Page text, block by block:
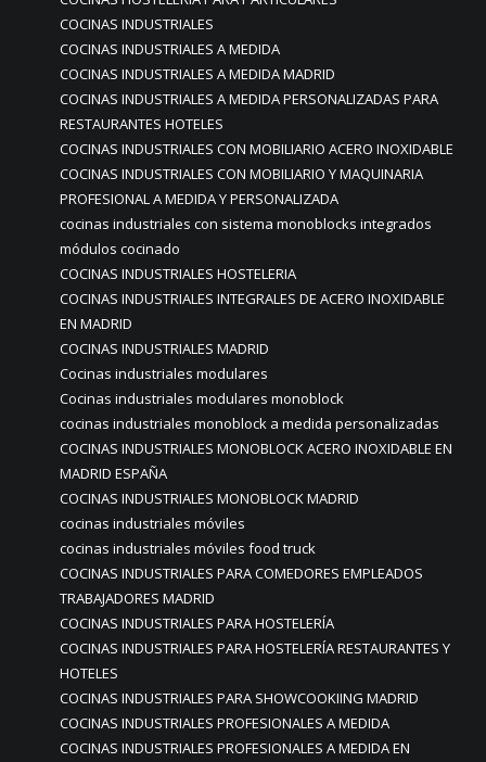
COCINAS INDUSTRIALES
COCINAS INDUSTRIALES A MEDIDA
COCINAS INDUSTRIALES A MEDIDA MADRID
COCINAS INDUSTRIALES A MEDIDA PERSONALIZADAS PARA
RESTAURANTES HOTELES
COCINAS INDUSTRIALES CON MOBILIARIO ACERO INOXIDABLE
COCINAS INDUSTRIALES CON MOBILIARIO Y MAQUINARIA
PROFESIONAL A MEDIDA Y PERSONALIZADA
cocinas industriales con sistema monoblocks integrados
módulos cocinado
COCINAS INDUSTRIALES HOSTELERIA
COCINAS INDUSTRIALES INTEGRALES DE ACERO INOXIDABLE
EN MADRID
COCINAS INDUSTRIALES MADRID
Cocinas industriales modulares
Cocinas industriales modulares monoblock
cocinas industriales monoblock a medida personalizadas
COCINAS INDUSTRIALES MONOBLOCK ACERO INOXIDABLE EN
MADRID ESPAÑA
COCINAS INDUSTRIALES MONOBLOCK MADRID
cocinas industriales móviles
cocinas industriales móviles food truck
COCINAS INDUSTRIALES PARA COMEDORES EMPLEADOS
TRABAJADORES MADRID
COCINAS INDUSTRIALES PARA HOSTELERÍA
COCINAS INDUSTRIALES PARA HOSTELERÍA RESTAURANTES Y
HOTELES
COCINAS INDUSTRIALES PARA SHOWCOOKIING MADRID
COCINAS INDUSTRIALES PROFESIONALES A MEDIDA
COCINAS INDUSTRIALES PROFESIONALES A MEDIDA EN